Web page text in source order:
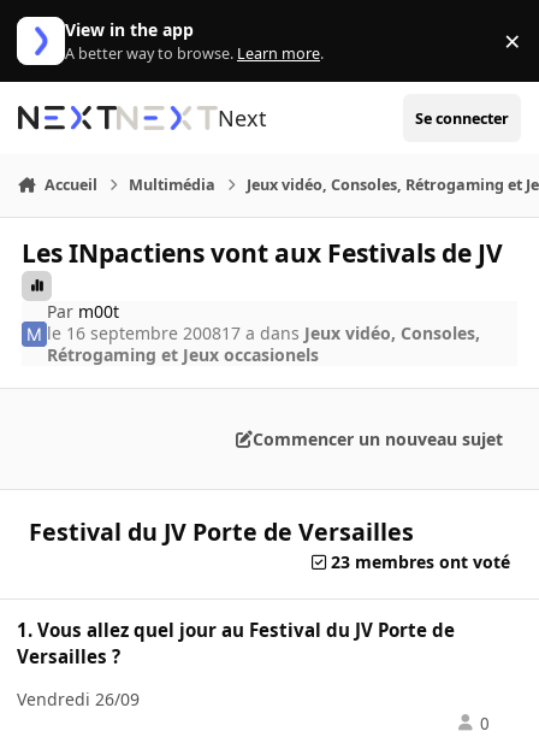
Aller au contenu
View in the app
A better way to browse. Learn more. ×
Next Se connecter
Accueil Multimédia Jeux vidéo, Consoles, Rétrogaming et
Les INpactiens vont aux Festivals de JV
Par m00t
le 16 septembre 200817 a dans Jeux vidéo, Consoles,
Rétrogaming et Jeux occasionels
Commencer un nouveau sujet
Festival du JV Porte de Versailles
23 membres ont voté
1. Vous allez quel jour au Festival du JV Porte de
Versailles ?
Vendredi 26/09
0